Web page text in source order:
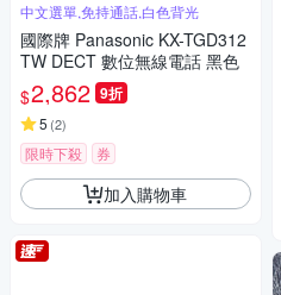
中文選單,免持通話,白色背光
國際牌 Panasonic KX-TGD312
TW DECT 數位無線電話 黑色
$2,862 9折
5 (2)
限時下殺 券
加入購物車